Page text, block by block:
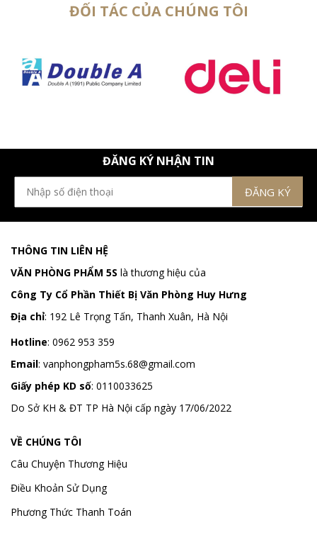
ĐỐI TÁC CỦA CHÚNG TÔI
ĐĂNG KÝ NHẬN TIN
THÔNG TIN LIÊN HỆ
VĂN PHÒNG PHẨM 5S là thương hiệu của
Công Ty Cổ Phần Thiết Bị Văn Phòng Huy Hưng
Địa chỉ: 192 Lê Trọng Tấn, Thanh Xuân, Hà Nội
Hotline: 0962 953 359
Email: vanphongpham5s.68@gmail.com
Giấy phép KD số: 0110033625
Do Sở KH & ĐT TP Hà Nội cấp ngày 17/06/2022
VỀ CHÚNG TÔI
Câu Chuyện Thương Hiệu
Điều Khoản Sử Dụng
Phương Thức Thanh Toán